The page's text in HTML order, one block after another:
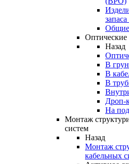
Общие
Оптические
Назад
В
В
В
Дроп-
На
Монтаж
систем
Назад
Монтаж
кабельных